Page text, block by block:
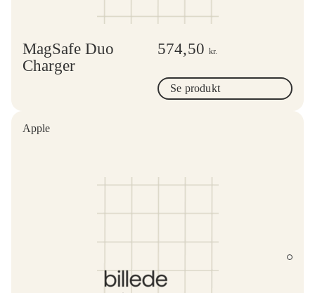
MagSafe Duo
Charger
574,50kr.
Se produkt
Apple